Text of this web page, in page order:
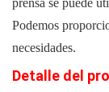
prensa se puede
Podemos
necesidades.
Detalle del